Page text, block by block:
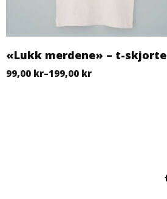
«Lukk merdene» – t-skjorte
99,00 kr–199,00 kr
Prisområde: 99,00 kr til 199,00 kr